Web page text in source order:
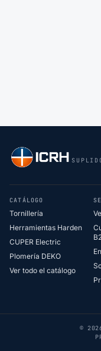
CATÁLOGO
Tornillería
Herramientas Harden
CUPER Electric
Plomería DEKO
Ver todo el catálogo
©